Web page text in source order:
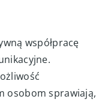
współpracę
osobom sprawiają,